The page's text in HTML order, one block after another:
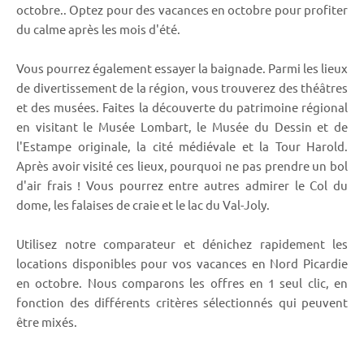
octobre.. Optez pour des vacances en octobre pour profiter
du calme après les mois d'été.
Vous pourrez également essayer la baignade. Parmi les lieux
de divertissement de la région, vous trouverez des théâtres
et des musées. Faites la découverte du patrimoine régional
en visitant le Musée Lombart, le Musée du Dessin et de
l'Estampe originale, la cité médiévale et la Tour Harold.
Après avoir visité ces lieux, pourquoi ne pas prendre un bol
d'air frais ! Vous pourrez entre autres admirer le Col du
dome, les falaises de craie et le lac du Val-Joly.
Utilisez notre comparateur et dénichez rapidement les
locations disponibles pour vos vacances en Nord Picardie
en octobre. Nous comparons les offres en 1 seul clic, en
fonction des différents critères sélectionnés qui peuvent
être mixés.